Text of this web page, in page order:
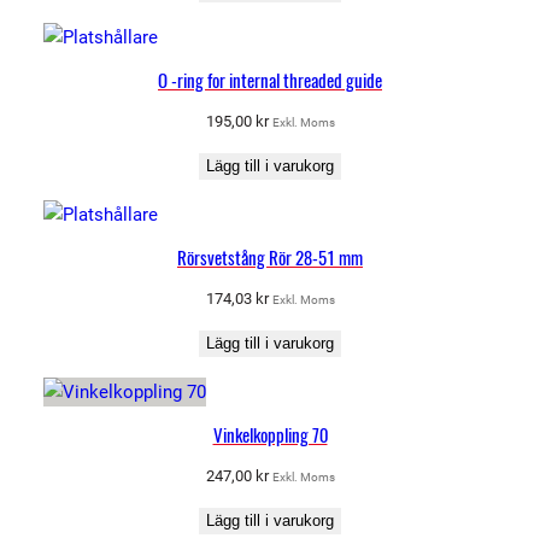
O -ring for internal threaded guide
195,00 kr Exkl. Moms
Lägg till i varukorg
Rörsvetstång Rör 28-51 mm
174,03 kr Exkl. Moms
Lägg till i varukorg
Vinkelkoppling 70
247,00 kr Exkl. Moms
Lägg till i varukorg